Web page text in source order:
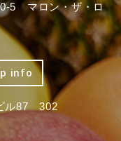
5 マロン・ザ・ロ
info
ル87 302